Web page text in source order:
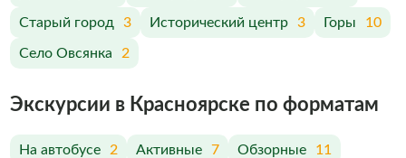
Старый город 3 Исторический центр 3 Горы 10
Село Овсянка 2
Экскурсии в Красноярске по форматам
На автобусе 2 Активные 7 Обзорные 11